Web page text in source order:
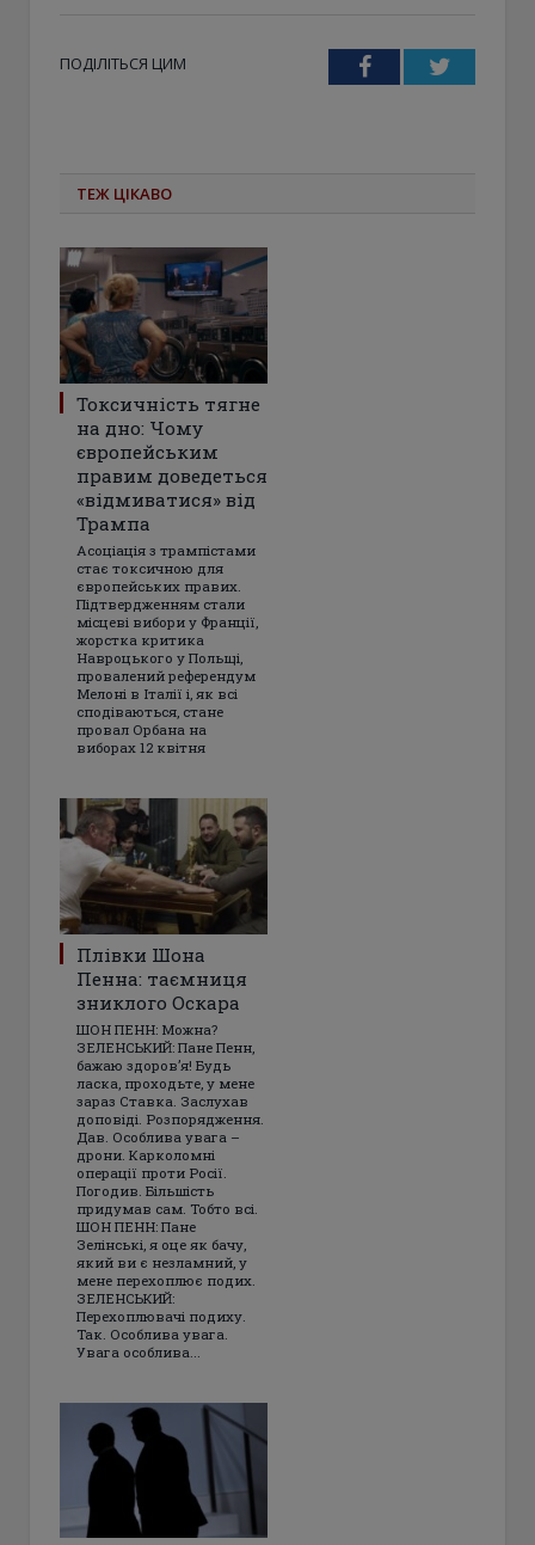
ПОДІЛІТЬСЯ ЦИМ FacebookTwitter
ТЕЖ ЦІКАВО
Токсичність тягне
на дно: Чому
європейським
правим доведеться
«відмиватися» від
Трампа
Асоціація з трампістами
стає токсичною для
європейських правих.
Підтвердженням стали
місцеві вибори у Франції,
жорстка критика
Навроцького у Польщі,
провалений референдум
Мелоні в Італії і, як всі
сподіваються, стане
провал Орбана на
виборах 12 квітня
Плівки Шона
Пенна: таємниця
зниклого Оскара
ШОН ПЕНН: Можна?
ЗЕЛЕНСЬКИЙ: Пане Пенн,
бажаю здоров’я! Будь
ласка, проходьте, у мене
зараз Ставка. Заслухав
доповіді. Розпорядження.
Дав. Особлива увага –
дрони. Карколомні
операції проти Росії.
Погодив. Більшість
придумав сам. Тобто всі.
ШОН ПЕНН: Пане
Зелінські, я оце як бачу,
який ви є незламний, у
мене перехоплює подих.
ЗЕЛЕНСЬКИЙ:
Перехоплювачі подиху.
Так. Особлива увага.
Увага особлива...